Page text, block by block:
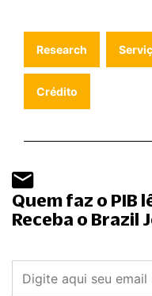
Research
Crédito
Quem faz o PIB
Receba o Brazil